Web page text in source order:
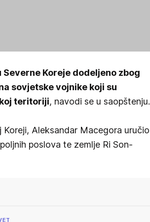
Koreje dodeljeno zbog
sovjetske vojnike koji su
teritoriji, navodi se u saopštenju.
Koreji, Aleksandar Macegora uručio
poslova te zemlje Ri Son-